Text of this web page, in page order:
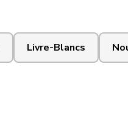
Livre-Blancs